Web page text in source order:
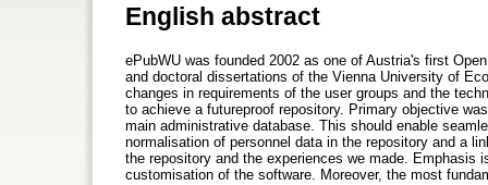
English abstract
ePubWU was founded 2002 as one of Austria's first
and doctoral dissertations of the Vienna University of
changes in requirements of the user groups and the
to achieve a futureproof repository. Primary objective
main administrative database. This should enable
normalisation of personnel data in the repository and a
the repository and the experiences we made. Emphasis
customisation of the software. Moreover, the most